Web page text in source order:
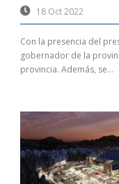
18 Oct 2022
Con la presencia del
gobernador de la
provincia. Además, se...